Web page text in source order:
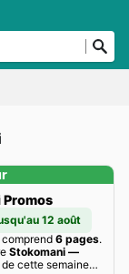
12 août
6 pages.
Stokomani —
cette semaine